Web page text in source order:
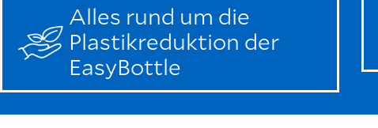
Alles rund um die
Plastikreduktion der
EasyBottle